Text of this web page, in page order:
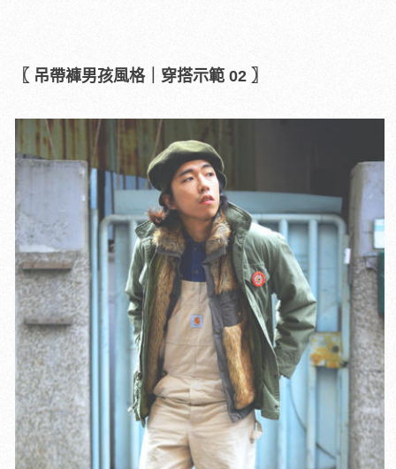
〖 吊帶褲男孩風格｜穿搭示範 02 〗